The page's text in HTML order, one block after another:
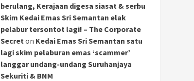
berulang, Kerajaan digesa siasat & serbu
Skim Kedai Emas Sri Semantan elak
pelabur tersontot lagi! – The Corporate
Secret on Kedai Emas Sri Semantan satu
lagi skim pelaburan emas ‘scammer’
langgar undang-undang Suruhanjaya
Sekuriti & BNM